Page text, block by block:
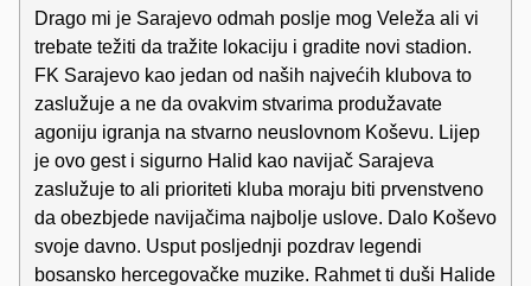
Drago mi je Sarajevo odmah poslje mog Veleža ali vi
trebate težiti da tražite lokaciju i gradite novi stadion.
FK Sarajevo kao jedan od naših najvećih klubova to
zaslužuje a ne da ovakvim stvarima produžavate
agoniju igranja na stvarno neuslovnom Koševu. Lijep
je ovo gest i sigurno Halid kao navijač Sarajeva
zaslužuje to ali prioriteti kluba moraju biti prvenstveno
da obezbjede navijačima najbolje uslove. Dalo Koševo
svoje davno. Usput posljednji pozdrav legendi
bosansko hercegovačke muzike. Rahmet ti duši Halide